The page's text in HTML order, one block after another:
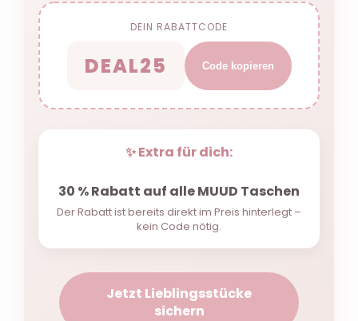
DEIN RABATTCODE
DEAL25 Code kopieren
✨ Extra für dich:
30 % Rabatt auf alle MUUD Taschen
Der Rabatt ist bereits direkt im Preis hinterlegt –
kein Code nötig.
Jetzt Lieblingsstücke
sichern